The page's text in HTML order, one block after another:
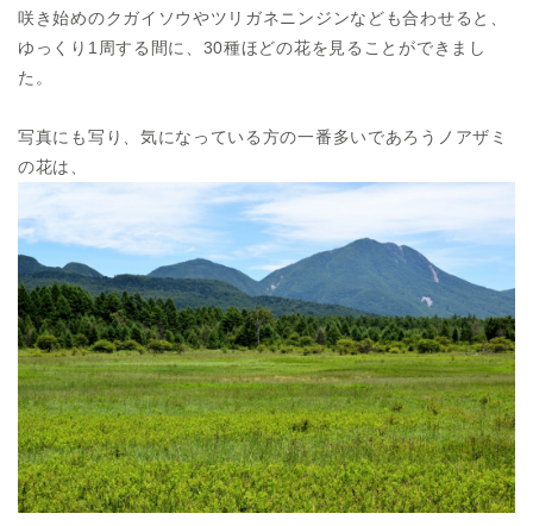
咲き始めのクガイソウやツリガネニンジンなども合わせると、
ゆっくり1周する間に、30種ほどの花を見ることができまし
た。
写真にも写り、気になっている方の一番多いであろうノアザミ
の花は、